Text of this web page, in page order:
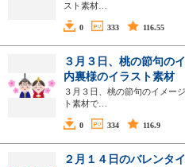
スト素材…
0 333 116.55
３月３日、桃の節句の
内裏様のイラスト素材
３月３日、桃の節句のイメー
ト素材で…
0 334 116.9
２月１４日のバレンタ